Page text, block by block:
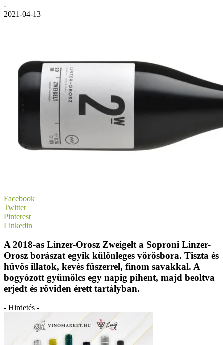
-
2021-04-13
Facebook
Twitter
Pinterest
Linkedin
A 2018-as Linzer-Orosz Zweigelt a Soproni Linzer-
Orosz borászat egyik különleges vörösbora. Tiszta és
hűvös illatok, kevés fűszerrel, finom savakkal. A
bogyózott gyümölcs egy napig pihent, majd beoltva
erjedt és röviden érett tartályban.
- Hirdetés -